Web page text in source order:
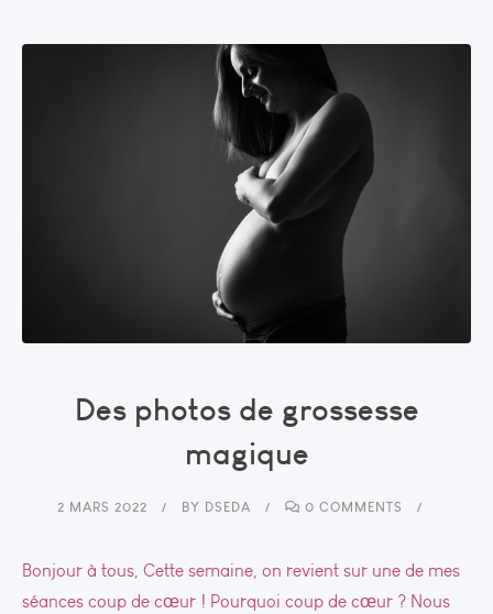
Des photos de grossesse
magique
2 MARS 2022 BY DSEDA 0 COMMENTS
Bonjour à tous, Cette semaine, on revient sur une de mes
séances coup de cœur ! Pourquoi coup de cœur ? Nous